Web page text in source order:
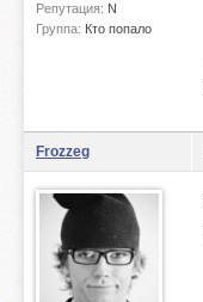
Репутация: N
Группа: Кто попало
Frozzeg